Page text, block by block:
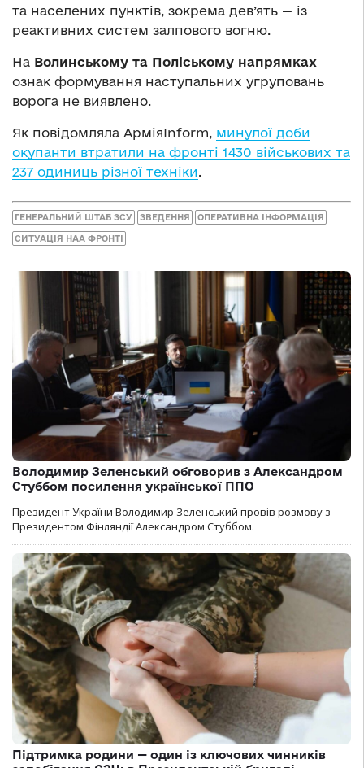
та населених пунктів, зокрема дев’ять — із
реактивних систем залпового вогню.
На Волинському та Поліському напрямках
ознак формування наступальних угруповань
ворога не виявлено.
Як повідомляла АрміяInform, минулої доби
окупанти втратили на фронті 1430 військових та
237 одиниць різної техніки.
ГЕНЕРАЛЬНИЙ ШТАБ ЗСУ ЗВЕДЕННЯ ОПЕРАТИВНА ІНФОРМАЦІЯ
СИТУАЦІЯ НАА ФРОНТІ
Володимир Зеленський обговорив з Александром
Стуббом посилення української ППО
Президент України Володимир Зеленський провів розмову з
Президентом Фінляндії Александром Стуббом.
Підтримка родини — один із ключових чинників